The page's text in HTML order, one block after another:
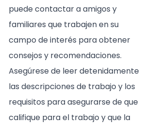
puede contactar a amigos y
familiares que trabajen en su
campo de interés para obtener
consejos y recomendaciones.
Asegúrese de leer detenidamente
las descripciones de trabajo y los
requisitos para asegurarse de que
califique para el trabajo y que la